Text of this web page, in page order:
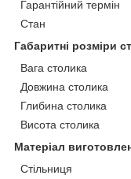
Гарантійний термін
Стан
Габаритні розміри
Вага столика
Довжина столика
Глибина столика
Висота столика
Матеріал
Стільниця